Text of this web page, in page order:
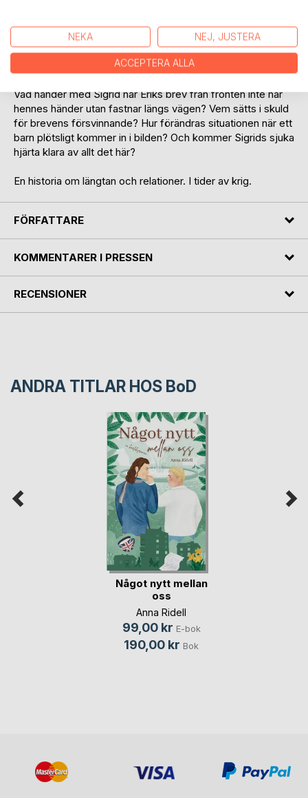
Erik reser till den finska gränsen som en del av den svenska
frivilligkåren. Sigrid å sin sida åker till sitt barndomshem på
Holmön, och deras relation sätts på spel.
Vad händer med Sigrid när Eriks brev från fronten inte når
hennes händer utan fastnar längs vägen? Vem sätts i skuld
för brevens försvinnande? Hur förändras situationen när ett
barn plötsligt kommer in i bilden? Och kommer Sigrids sjuka
hjärta klara av allt det här?
En historia om längtan och relationer. I tider av krig.
FÖRFATTARE
KOMMENTARER I PRESSEN
RECENSIONER
ANDRA TITLAR HOS BoD
Något nytt mellan
oss
Anna Ridell
99,00 kr E-bok
190,00 kr Bok
NEKA NEJ, JUSTERA
ACCEPTERA ALLA